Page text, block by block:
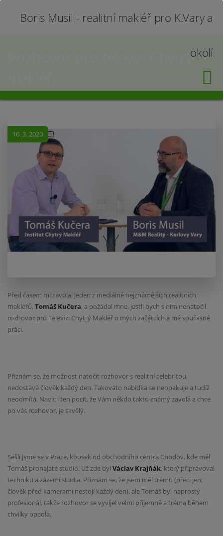
Boris Musil - realitní makléř pro K.Vary a
okolí
Rozhovor pro televizi Chytrý
16. 3. 2020
Před časem mi zavolal jeden z mediálně nejznámějších realitních
makléřů, Tomáš Kučera, a požádal mne, jestli bych s ním nenatočil
rozhovor pro Televizi Chytrý Makléř o mých začátcích a mé současné
práci.
Přiznám se, že možnost natočit rozhovor s realitní celebritou,
nedostává člověk každý den. Takováto nabídka se neopakuje a tudíž
neodmítá. Navíc i ten pocit, že Vám někdo takto známý zavolá a chce
po vás rozhovor, je skvělý.
Sešli jsme se v Praze, kousek od obchodního centra Chodov, kde měl
Tomáš pronajaté studio. Už zde byl Václav Krajňák, který připravoval
techniku a zázemí studia. Přiznám se, že jsem měl trému (přeci jen,
člověk před kamerami nestojí každý den), ale Tomáš byl naprostý
profesionál, takže rozhovor se vyvíjel velmi příjemně a tréma během
chvilky opadla.